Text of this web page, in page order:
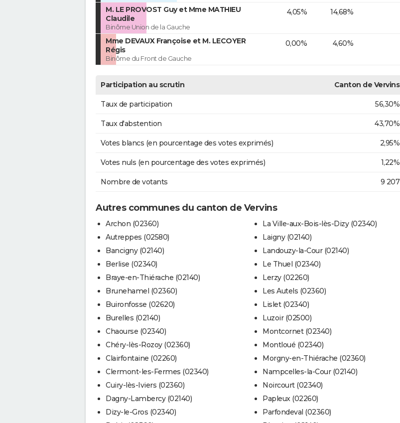
M. LE PROVOST Guy et Mme MATHIEU
Claudile
Binôme Union de la Gauche
4,05% 14,68%
Mme DEVAUX Françoise et M. LECOYER
Régis
Binôme du Front de Gauche
0,00% 4,60%
Participation au scrutin Canton de Vervins
Taux de participation 56,30%
Taux d'abstention 43,70%
Votes blancs (en pourcentage des votes exprimés) 2,95%
Votes nuls (en pourcentage des votes exprimés) 1,22%
Nombre de votants 9 207
Autres communes du canton de Vervins
Archon (02360)
Autreppes (02580)
Bancigny (02140)
Berlise (02340)
Braye-en-Thiérache (02140)
Brunehamel (02360)
Buironfosse (02620)
Burelles (02140)
Chaourse (02340)
Chéry-lès-Rozoy (02360)
Clairfontaine (02260)
Clermont-les-Fermes (02340)
Cuiry-lès-Iviers (02360)
Dagny-Lambercy (02140)
Dizy-le-Gros (02340)
La Ville-aux-Bois-lès-Dizy (02340)
Laigny (02140)
Landouzy-la-Cour (02140)
Le Thuel (02340)
Lerzy (02260)
Les Autels (02360)
Lislet (02340)
Luzoir (02500)
Montcornet (02340)
Montloué (02340)
Morgny-en-Thiérache (02360)
Nampcelles-la-Cour (02140)
Noircourt (02340)
Papleux (02260)
Parfondeval (02360)